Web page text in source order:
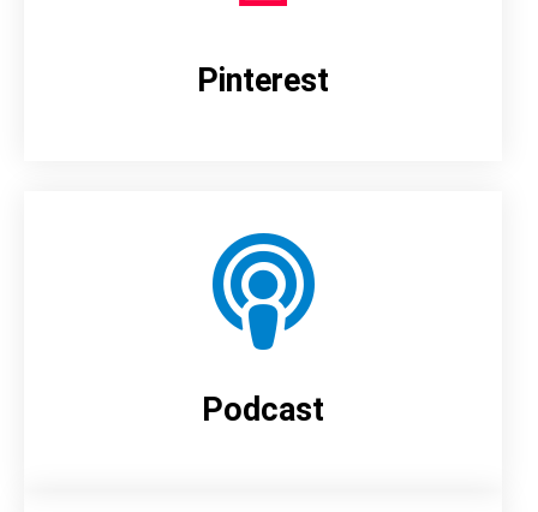
Pinterest
Podcast